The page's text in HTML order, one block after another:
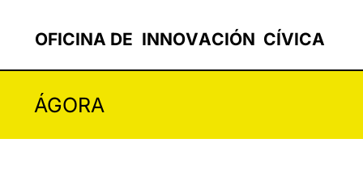
OFICINA DE INNOVACIÓN CÍVICA
ÁGORA